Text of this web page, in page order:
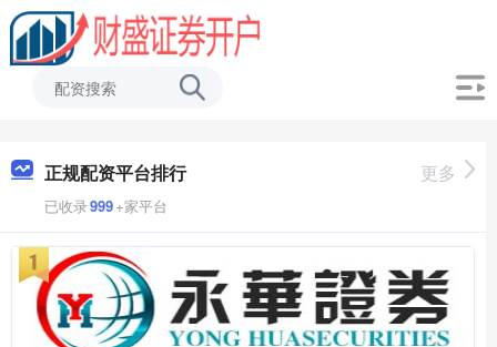
正规配资平台排行
已收录999+家平台
更多